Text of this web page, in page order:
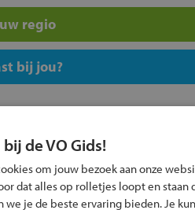
regio
bij jou?
Inschrijven?
Alle informatie om je
de VO Gids!
om jouw bezoek aan onze
dat alles op rolletjes loopt en
we je de beste ervaring bieden. Je